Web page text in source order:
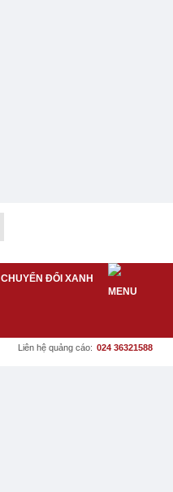
CHUYỂN ĐỔI XANH
Liên hệ quảng cáo: 024 36321588